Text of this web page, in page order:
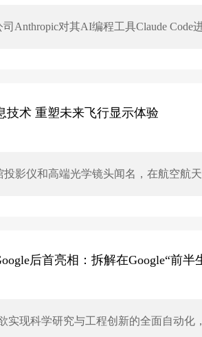
Anthropic对其AI编程工具Claude Code
技术 重塑未来飞行显示体验
投影仪和高端光学镜头闻名，在航空航
构建更高效的飞机架构。
后首亮相：拆解在Google“前半
实现科学研究与工程创新的全面自动化